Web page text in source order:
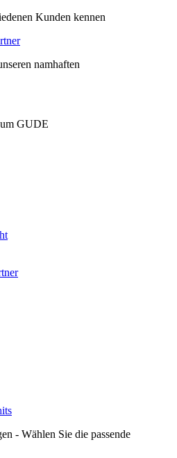
Kunden kennen
namhaften
GUDE
- Wählen Sie die passende